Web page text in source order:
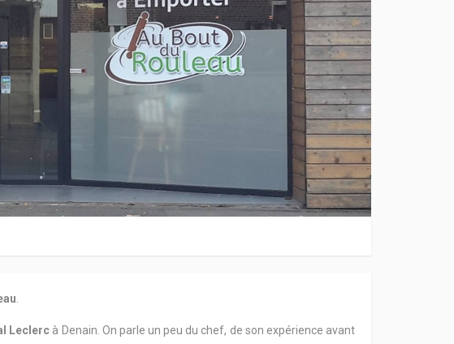
Leclerc à Denain. On parle un peu du chef, de son expérience avant